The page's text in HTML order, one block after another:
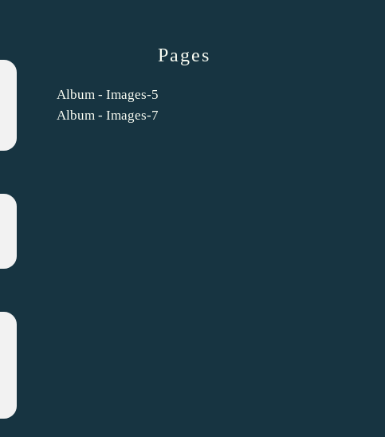
Pages
Album - Images-5
Album - Images-7